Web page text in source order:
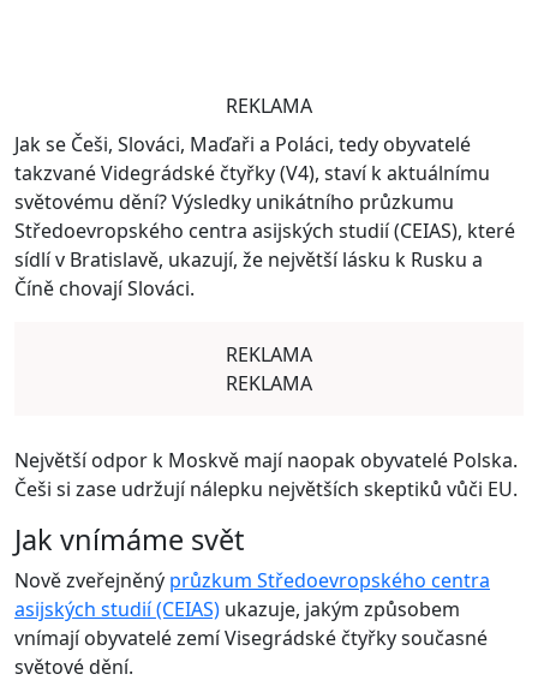
REKLAMA
Jak se Češi, Slováci, Maďaři a Poláci, tedy obyvatelé
takzvané Videgrádské čtyřky (V4), staví k aktuálnímu
světovému dění? Výsledky unikátního průzkumu
Středoevropského centra asijských studií (CEIAS), které
sídlí v Bratislavě, ukazují, že největší lásku k Rusku a
Číně chovají Slováci.
REKLAMA
REKLAMA
Největší odpor k Moskvě mají naopak obyvatelé Polska.
Češi si zase udržují nálepku největších skeptiků vůči EU.
Jak vnímáme svět
Nově zveřejněný průzkum Středoevropského centra
asijských studií (CEIAS) ukazuje, jakým způsobem
vnímají obyvatelé zemí Visegrádské čtyřky současné
světové dění.